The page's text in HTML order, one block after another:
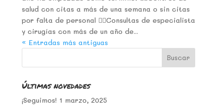
salud con citas a más de una semana o sin citas
por falta de personal 👉🏾Consultas de especialista
y cirugías con más de un año de...
« Entradas más antiguas
Últimas novedades
¡Seguimos! 1 marzo, 2025